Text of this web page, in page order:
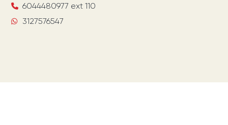
6044480977 ext 110
3127576547